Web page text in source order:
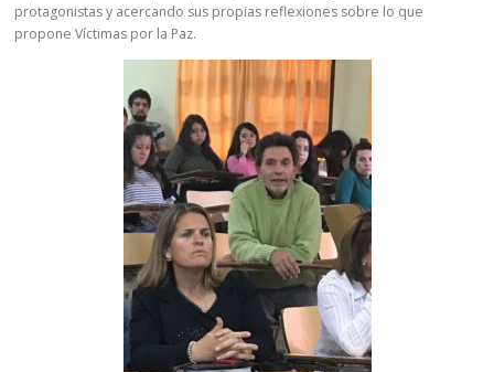
protagonistas y acercando sus propias reflexiones sobre lo que
propone Víctimas por la Paz.